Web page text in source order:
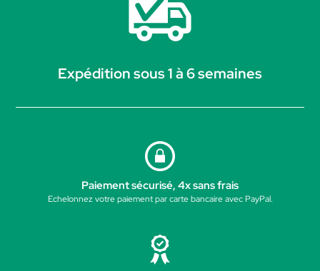
Expédition sous 1 à 6 semaines
Paiement sécurisé, 4x sans frais
Echelonnez votre paiement par carte bancaire avec PayPal.